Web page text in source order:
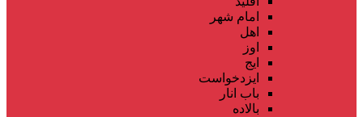
امام شهر
اهل
اوز
ایج
ایزدخواست
باب انار
بالاده